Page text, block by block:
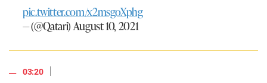
pic.twitter.com/x2msgoXphg
— (@Qatari)August 10, 2021
03:20
|